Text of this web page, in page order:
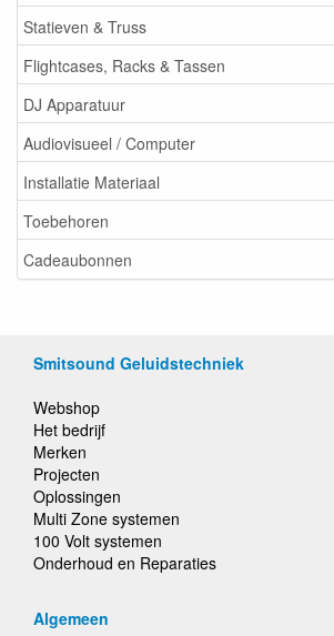
Statieven & Truss
Flightcases, Racks & Tassen
DJ Apparatuur
Audiovisueel / Computer
Installatie Materiaal
Toebehoren
Cadeaubonnen
Smitsound Geluidstechniek
Webshop
Het bedrijf
Merken
Projecten
Oplossingen
Multi Zone systemen
100 Volt systemen
Onderhoud en Reparaties
Algemeen